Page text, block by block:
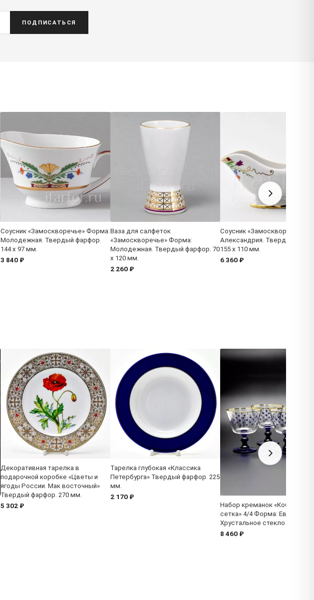
ПОДПИСАТЬСЯ
Соусник «Замоскворечье» Форма:
Молодежная. Твердый фарфор.
144 x 97 мм.
3 840 ₽
Ваза для салфеток
«Замоскворечье» Форма:
Молодежная. Твердый фарфор. 70
x 120 мм.
2 260 ₽
Соусник «Замоскворечье»
Александрия. Твердый
155 x 110 мм.
6 360 ₽
Декоративная тарелка в
подарочной коробке «Цветы и
ягоды России. Мак восточный»
Твердый фарфор. 270 мм.
5 302 ₽
Тарелка глубокая «Классика
Петербурга» Твердый фарфор. 225
мм.
2 170 ₽
Набор креманок
сетка» 4/4 Форма:
Хрустальное стекло
8 460 ₽